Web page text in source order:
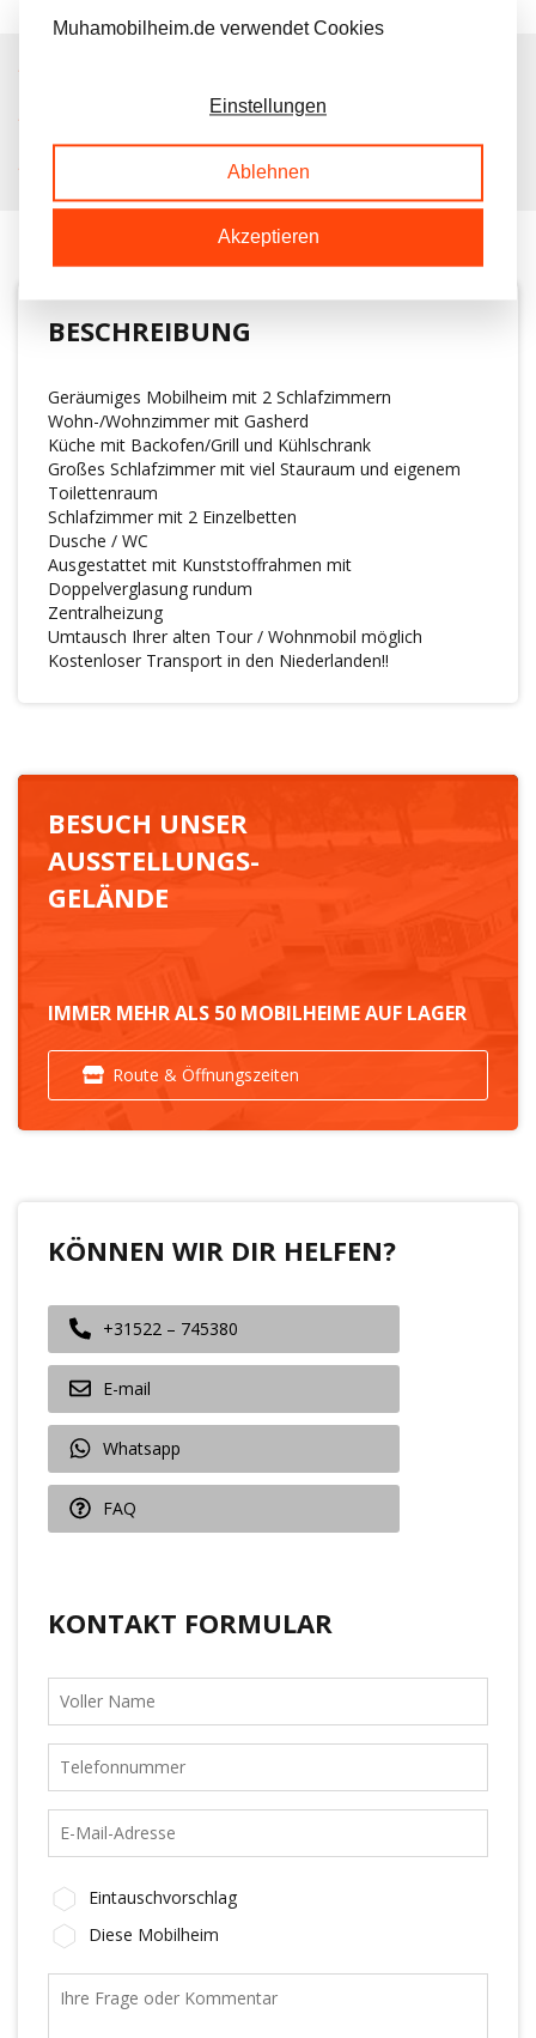
KOSTENLOSER TRANSPORT IN NL BEIM KAUF
KUNDEN BEWERTEN UNS MIT A 9.6/10
BESCHREIBUNG
Geräumiges Mobilheim mit 2 Schlafzimmern
Wohn-/Wohnzimmer mit Gasherd
Küche mit Backofen/Grill und Kühlschrank
Großes Schlafzimmer mit viel Stauraum und eigenem
Toilettenraum
Schlafzimmer mit 2 Einzelbetten
Dusche / WC
Ausgestattet mit Kunststoffrahmen mit
Doppelverglasung rundum
Zentralheizung
Umtausch Ihrer alten Tour / Wohnmobil möglich
Kostenloser Transport in den Niederlanden!!
BESUCH UNSER
AUSSTELLUNGS-
GELÄNDE
IMMER MEHR ALS 50 MOBILHEIME AUF LAGER
Route & Öffnungszeiten
KÖNNEN WIR DIR HELFEN?
+31522 – 745380
E-mail
Whatsapp
FAQ
KONTAKT FORMULAR
Eintauschvorschlag
Diese Mobilheim
Muhamobilheim.de verwendet Cookies
Einstellungen
Ablehnen
Akzeptieren